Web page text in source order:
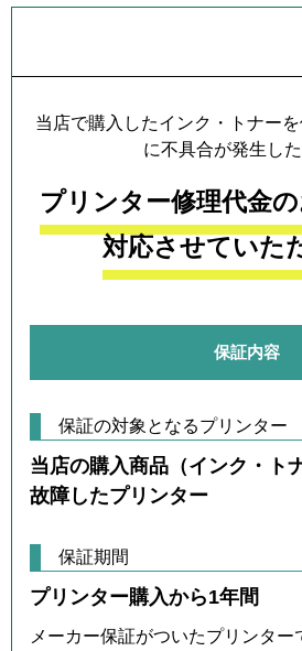
当店で購入したインク・トナー
に不具合が発生し
プリンター修理代金
対応させていた
保証内容
保証の対象となるプリンター
当店の購入商品（インク・ト
故障したプリンター
保証期間
プリンター購入から1年間
メーカー保証がついたプリンタ